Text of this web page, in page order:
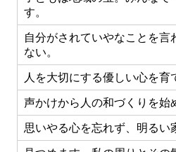
す。
自分がされていやなことを言
ない。
人を大切にする優しい心を育
声かけから人の和づくりを始
思いやる心を忘れず、明るい